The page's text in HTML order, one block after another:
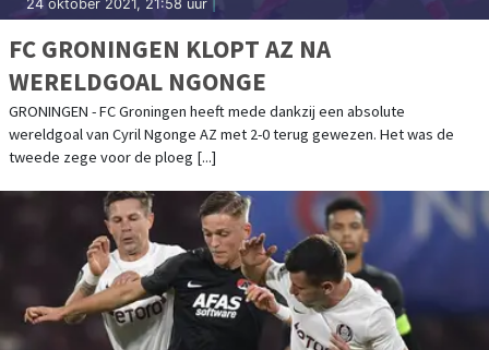
24 oktober 2021, 21:58 uur
FC GRONINGEN KLOPT AZ NA
WERELDGOAL NGONGE
GRONINGEN - FC Groningen heeft mede dankzij een absolute
wereldgoal van Cyril Ngonge AZ met 2-0 terug gewezen. Het was de
tweede zege voor de ploeg [...]